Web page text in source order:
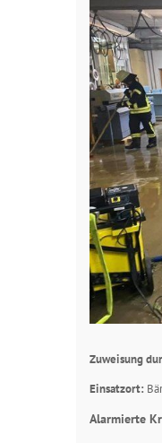
Zuweisung
Einsatzort:
Alarmierte